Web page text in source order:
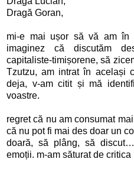
Dragă Goran,
mi-e mai ușor să vă am în
imaginez că discutăm
capitaliste-timișorene, să
Tzutzu, am intrat în același
deja, v-am citit și mă
voastre.
regret că nu am consumat
că nu pot fi mai des doar un
doară, să plâng, să
emoții. m-am săturat de critica